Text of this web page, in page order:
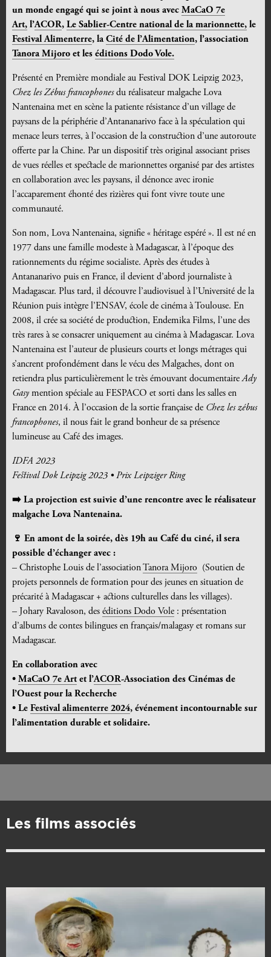
un monde engagé qui se joint à nous avec MaCaO 7e
Art, l’ACOR, Le Sablier-Centre national de la marionnette, le
Festival Alimenterre, laCité de l’Alimentation, l’association
Tanora Mijoro et les éditions Dodo Vole.
Présenté en Première mondiale au Festival DOK Leipzig 2023,
Chez les Zébus francophonesdu réalisateur malgache Lova
Nantenaina met en scène la patiente résistance d’un village de
paysans de la périphérie d’Antananarivo face à la spéculation qui
menace leurs terres, à l’occasion de la construction d’une autoroute
offerte par la Chine. Par un dispositif très original associant prises
de vues réelles et spectacle de marionnettes organisé par des artistes
en collaboration avec les paysans, il dénonce avec ironie
l’accaparement éhonté des rizières qui font vivre toute une
communauté.
Son nom, Lova Nantenaina, signifie « héritage espéré ». Il est né en
1977 dans une famille modeste à Madagascar, à l’époque des
rationnements du régime socialiste. Après des études à
Antananarivo puis en France, il devient d’abord journaliste à
Madagascar. Plus tard, il découvre l’audiovisuel à l’Université de la
Réunion puis intègre l’ENSAV, école de cinéma à Toulouse. En
2008, il crée sa société de production, Endemika Films, l’une des
très rares à se consacrer uniquement au cinéma à Madagascar. Lova
Nantenaina est l’auteur de plusieurs courts et longs métrages qui
s’ancrent profondément dans le vécu des Malgaches, dont on
retiendra plus particulièrement le très émouvant documentaireAdy
Gasymention spéciale au FESPACO et sorti dans les salles en
France en 2014. À l’occasion de la sortie française de Chez les zébus
francophones, il nous fait le grand bonheur de sa présence
lumineuse au Café des images.
IDFA 2023
Festival Dok Leipzig 2023 • Prix Leipziger Ring
➡️ La projection est suivie d’une rencontre avec le réalisateur
malgache Lova Nantenaina.
🍷 En amont de la soirée, dès 19h au Café du ciné, il sera
possible d’échanger avec :
– Christophe Louis de l’associationTanora Mijoro (Soutien de
projets personnels de formation pour des jeunes en situation de
précarité à Madagascar + actions culturelles dans les villages).
– Johary Ravaloson, des éditions Dodo Vole : présentation
d’albums de contes bilingues en français/malagasy et romans sur
Madagascar.
En collaboration avec
• MaCaO 7e Art et l’ACOR-Association des Cinémas de
l’Ouest pour la Recherche
• Le Festival alimenterre 2024, événement incontournable sur
l’alimentation durable et solidaire.
Les films associés